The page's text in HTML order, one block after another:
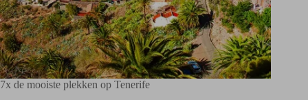
7x de mooiste plekken op Tenerife